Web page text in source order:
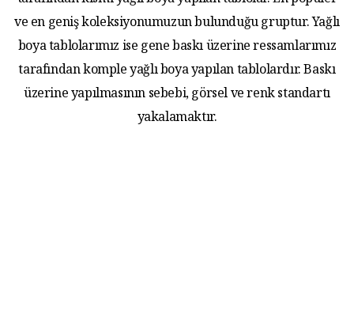
ve en geniş koleksiyonumuzun bulunduğu gruptur. Yağlı
boya tablolarımız ise gene baskı üzerine ressamlarımız
tarafından komple yağlı boya yapılan tablolardır. Baskı
üzerine yapılmasının sebebi, görsel ve renk standartı
yakalamaktır.